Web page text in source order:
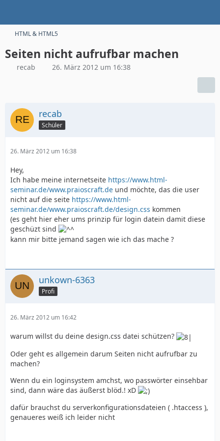
HTML & HTML5
Seiten nicht aufrufbar machen
recab 26. März 2012 um 16:38
recab
Schüler
26. März 2012 um 16:38
Hey,
Ich habe meine internetseite https://www.html-
seminar.de/www.praioscraft.de und möchte, das die user
nicht auf die seite https://www.html-
seminar.de/www.praioscraft.de/design.css kommen
(es geht hier eher ums prinzip für login datein damit diese
geschüzt sind
kann mir bitte jemand sagen wie ich das mache ?
unkown-6363
Profi
26. März 2012 um 16:42
warum willst du deine design.css datei schützen?
Oder geht es allgemein darum Seiten nicht aufrufbar zu
machen?
Wenn du ein loginsystem amchst, wo passwörter einsehbar
sind, dann wäre das äußerst blöd.! xD
dafür brauchst du serverkonfigurationsdateien ( .htaccess ),
genaueres weiß ich leider nicht